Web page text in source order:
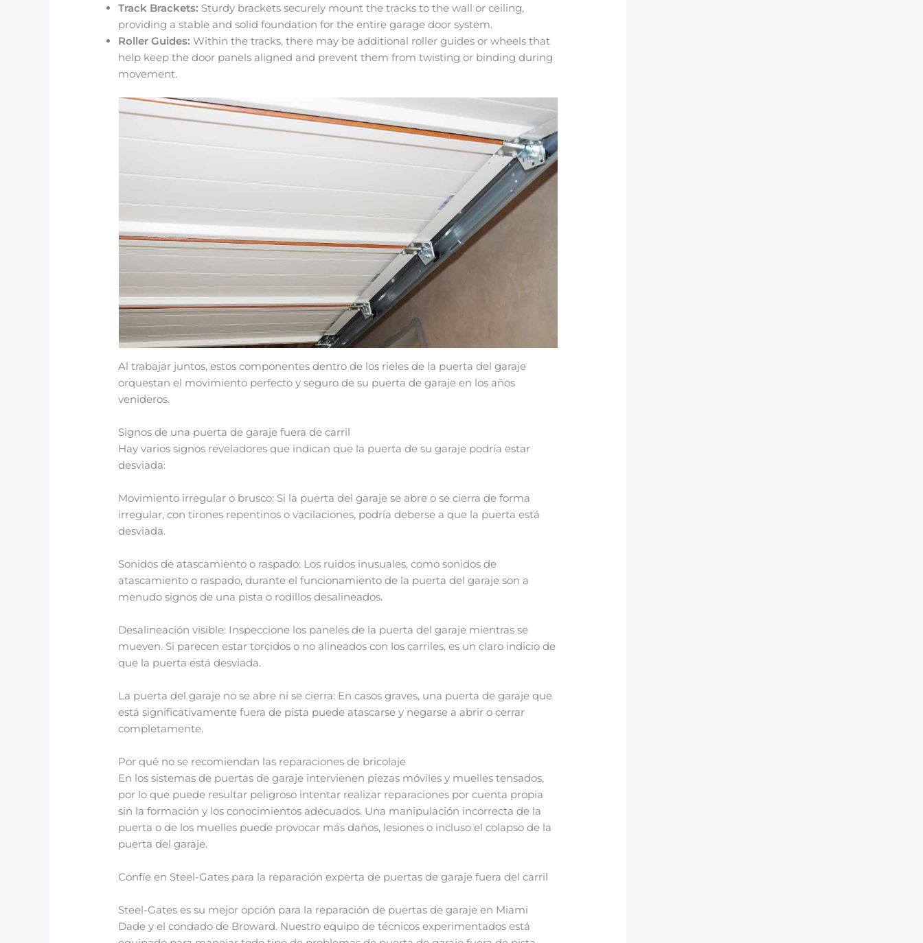
Track Brackets: Sturdy brackets securely mount the tracks to the wall or ceiling,
providing a stable and solid foundation for the entire garage door system.
Roller Guides: Within the tracks, there may be additional roller guides or wheels that
help keep the door panels aligned and prevent them from twisting or binding during
movement.
Al trabajar juntos, estos componentes dentro de los rieles de la puerta del garaje
orquestan el movimiento perfecto y seguro de su puerta de garaje en los años
venideros.
Signos de una puerta de garaje fuera de carril
Hay varios signos reveladores que indican que la puerta de su garaje podría estar
desviada:
Movimiento irregular o brusco: Si la puerta del garaje se abre o se cierra de forma
irregular, con tirones repentinos o vacilaciones, podría deberse a que la puerta está
desviada.
Sonidos de atascamiento o raspado: Los ruidos inusuales, como sonidos de
atascamiento o raspado, durante el funcionamiento de la puerta del garaje son a
menudo signos de una pista o rodillos desalineados.
Desalineación visible: Inspeccione los paneles de la puerta del garaje mientras se
mueven. Si parecen estar torcidos o no alineados con los carriles, es un claro indicio de
que la puerta está desviada.
La puerta del garaje no se abre ni se cierra: En casos graves, una puerta de garaje que
está significativamente fuera de pista puede atascarse y negarse a abrir o cerrar
completamente.
Por qué no se recomiendan las reparaciones de bricolaje
En los sistemas de puertas de garaje intervienen piezas móviles y muelles tensados,
por lo que puede resultar peligroso intentar realizar reparaciones por cuenta propia
sin la formación y los conocimientos adecuados. Una manipulación incorrecta de la
puerta o de los muelles puede provocar más daños, lesiones o incluso el colapso de la
puerta del garaje.
Confíe en Steel-Gates para la reparación experta de puertas de garaje fuera del carril
Steel-Gates es su mejor opción para la reparación de puertas de garaje en Miami
Dade y el condado de Broward. Nuestro equipo de técnicos experimentados está